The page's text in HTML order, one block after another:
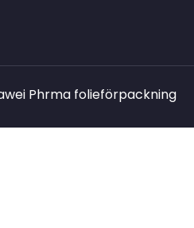
Phrma folieförpackning